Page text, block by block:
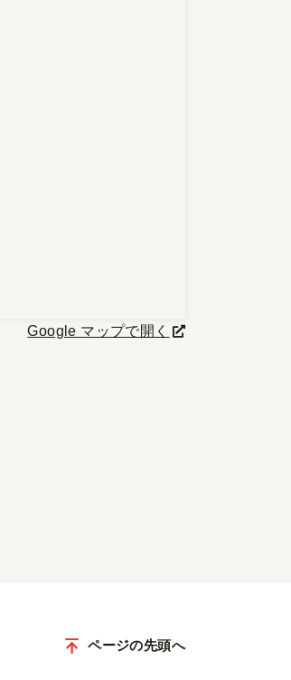
Google マップで開く
ページの先頭へ